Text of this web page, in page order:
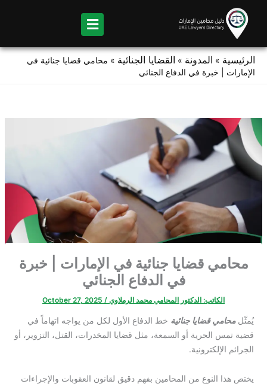
content
الرئيسية » المدونة » القضايا الجنائية » محامي قضايا جنائية في
الإمارات | خبرة في الدفاع الجنائي
محامي قضايا جنائية في الإمارات | خبرة
في الدفاع الجنائي
الكاتب: الدكتور المحامي محمد الرملاوي /
October 27, 2025
يُمثّلمحامي قضايا جنائية خط الدفاع الأول لكل من يواجه اتهاماً في
قضية تمس الحرية أو السمعة، مثل قضايا المخدرات، القتل، التزوير، أو
الجرائم الإلكترونية.
يختص هذا النوع من المحامين بفهم دقيق لقانون العقوبات والإجراءات